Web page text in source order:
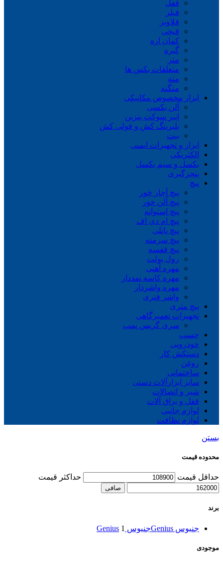
ففل
فیلر
قلاویز
قیچی
کمان اره
گیره
متر
متعلقات بکس ها
مته
منگنه
ابزار مخصوص مکانیکی
آلن بکسی
انبر سوکت بنزین
بلبرینگ کش و فولی کش
بیت
ابزار و تجهیزات ایمنی
الکتریکی
بکسل و سیم بکسل
پنچرگیری
پیچ
پیچ آچار خور
پیچ آلن خور
پیچ استوانه
پیچ ام دی اف
پیچ پانلی
پیچ سرمته
پیچ قفسه
رول بولت
مهره آهنی
مهره کاسه نمددار
مهره واشردار
واشر فنری
پیچ متری
تجهیزات تعمیرگاهی
سری گریس پمپ
چسب
خودرویی
دستکش کار
روغن
ساختمانی
سایز ابزارآلات دستی
شیر و اتصالات
قفل و یراق آلات
لوازم جانبی
لوازم نظافت
بستن
محدوده قیمت
حداقل قیمت حداكثر قيمت
صافی
برند
جنیوس Genius جنیوس Genius 1
موجودی